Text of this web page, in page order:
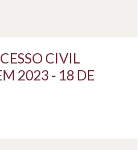
CIVIL
2023 - 18 DE